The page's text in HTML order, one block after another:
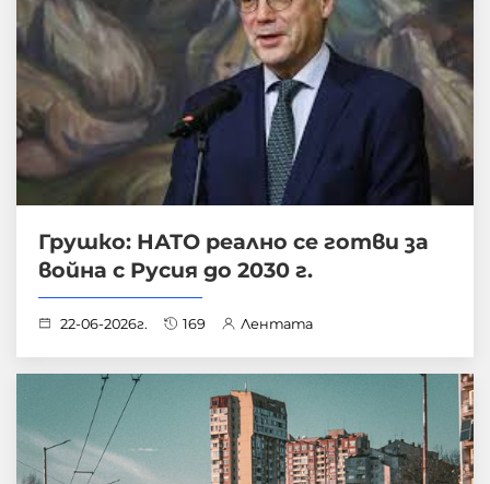
Грушко: НАТО реално се готви за
война с Русия до 2030 г.
22-06-2026г. 169 Лентата